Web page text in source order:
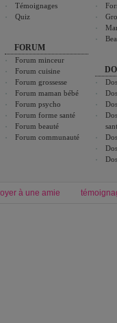
Témoignages
Quiz
FORUM
Forum minceur
Forum cuisine
Forum grossesse
Forum maman bébé
Forum psycho
Forum forme santé
Forum beauté
Forum communauté
à une amie